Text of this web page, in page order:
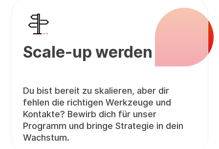
Scale-up werden
Du bist bereit zu skalieren, aber dir
fehlen die richtigen Werkzeuge und
Kontakte? Bewirb dich für unser
Programm und bringe Strategie in dein
Wachstum.